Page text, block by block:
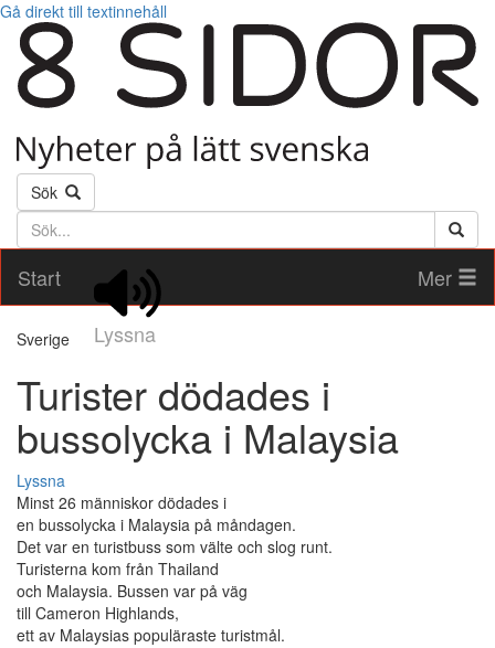
Gå direkt till textinnehåll
Sök
Söktext
Start
Lyssna
Mer
Sverige
Turister dödades i
bussolycka i Malaysia
Lyssna
Minst 26 människor dödades i
en bussolycka i Malaysia på måndagen.
Det var en turistbuss som välte och slog runt.
Turisterna kom från Thailand
och Malaysia. Bussen var på väg
till Cameron Highlands,
ett av Malaysias populäraste turistmål.